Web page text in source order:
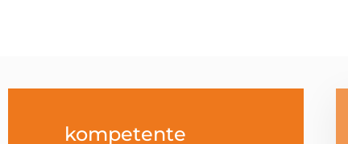
kompetente